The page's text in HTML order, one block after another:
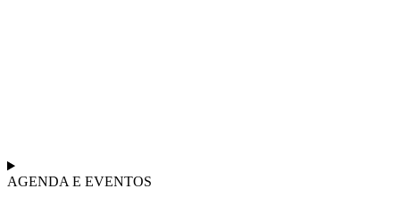
AGENDA E EVENTOS